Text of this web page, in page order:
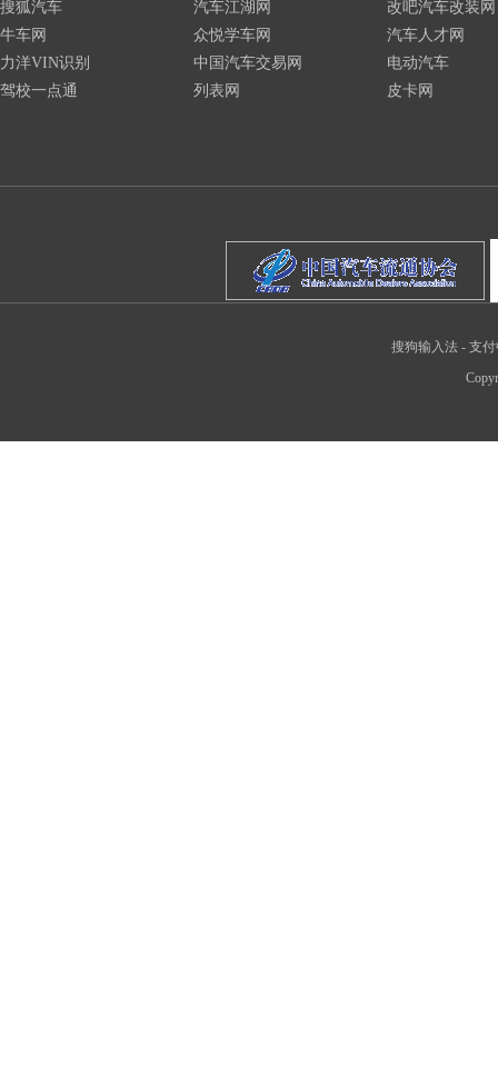
搜狐汽车
牛车网
力洋VIN识别
驾校一点通
汽车江湖网
众悦学车网
中国汽车交易网
列表网
改吧汽车改装网
汽车人才网
电动汽车
皮卡网
搜狗输入法- 支